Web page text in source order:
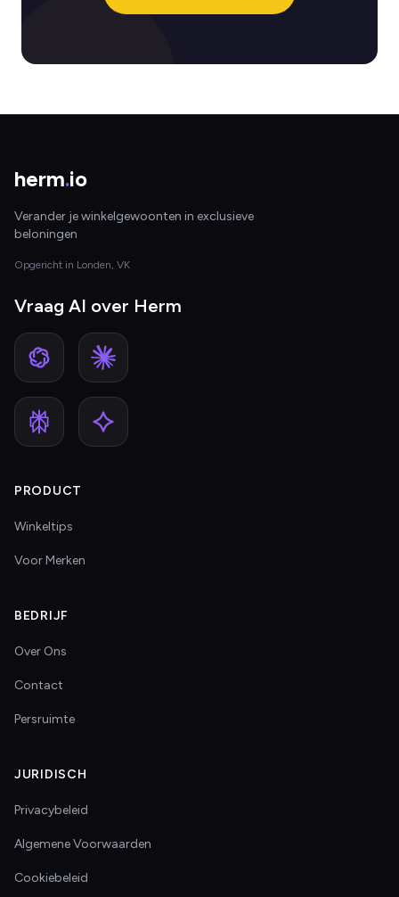
herm.io
Verander je winkelgewoonten in exclusieve
beloningen
Opgericht in Londen, VK
Vraag AI over Herm
PRODUCT
Winkeltips
Voor Merken
BEDRIJF
Over Ons
Contact
Persruimte
JURIDISCH
Privacybeleid
Algemene Voorwaarden
Cookiebeleid